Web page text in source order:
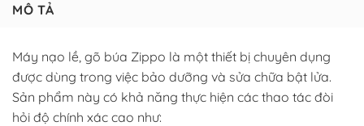
MÔ TẢ
Máy nạo lề, gõ búa Zippo là một thiết bị chuyên dụng
được dùng trong việc bảo dưỡng và sửa chữa bật lửa.
Sản phẩm này có khả năng thực hiện các thao tác đòi
hỏi độ chính xác cao như: